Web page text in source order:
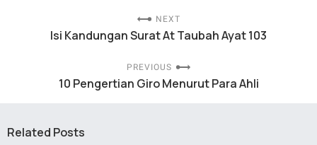
NEXT
Isi Kandungan Surat At Taubah Ayat 103
PREVIOUS
10 Pengertian Giro Menurut Para Ahli
Related Posts